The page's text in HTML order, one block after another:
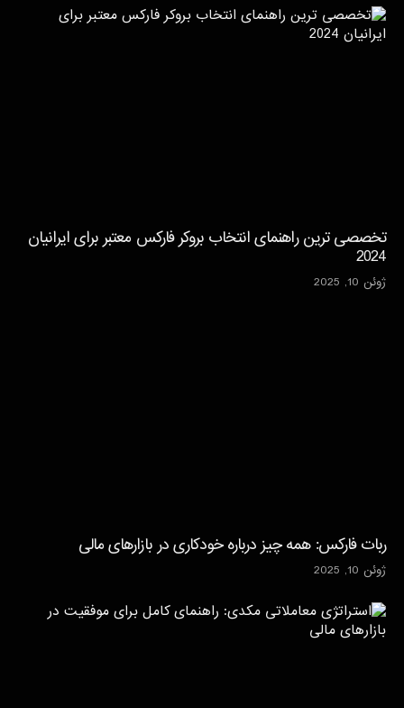
تخصصی ترین راهنمای انتخاب بروکر فارکس معتبر برای ایرانیان
2024
ژوئن 10, 2025
ربات فارکس: همه چیز درباره خودکاری در بازارهای مالی
ژوئن 10, 2025